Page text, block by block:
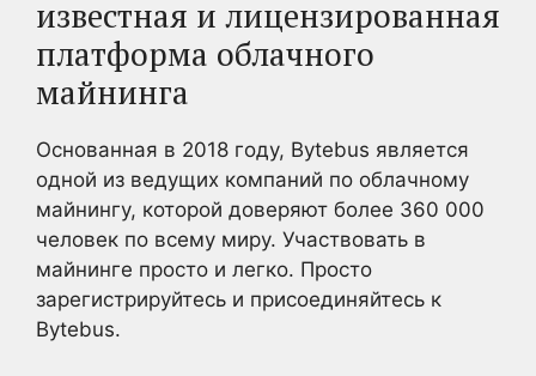
известная и лицензированная
платформа облачного
майнинга
Основанная в 2018 году, Bytebus является
одной из ведущих компаний по облачному
майнингу, которой доверяют более 360 000
человек по всему миру. Участвовать в
майнинге просто и легко. Просто
зарегистрируйтесь и присоединяйтесь к
Bytebus.